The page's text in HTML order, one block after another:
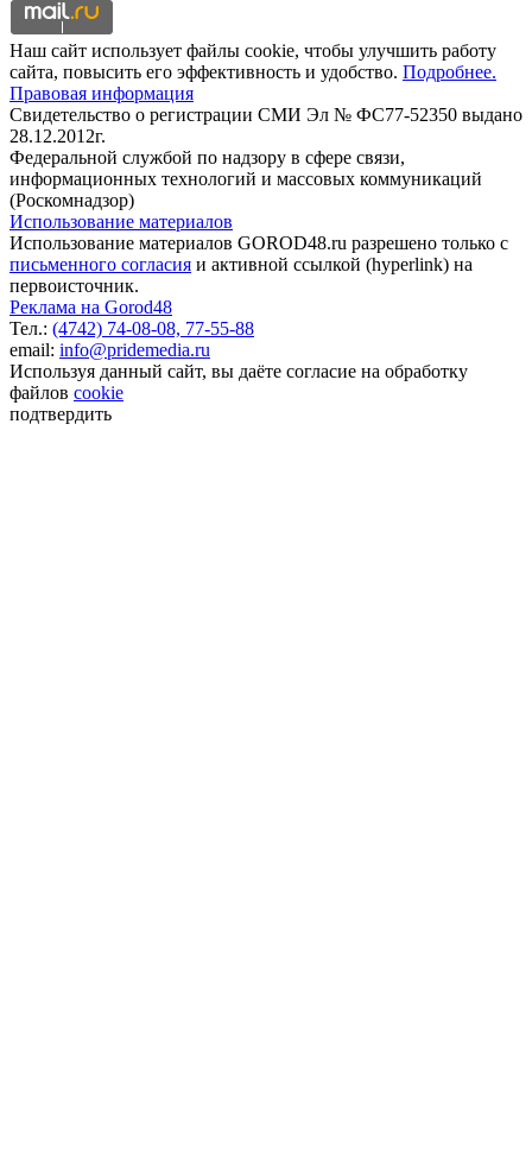
Наш сайт использует файлы cookie, чтобы улучшить работу
сайта, повысить его эффективность и удобство. Подробнее.
Правовая информация
Свидетельство о регистрации СМИ Эл № ФС77-52350 выдано
28.12.2012г.
Федеральной службой по надзору в сфере связи,
информационных технологий и массовых коммуникаций
(Роскомнадзор)
Использование материалов
Использование материалов GOROD48.ru разрешено только с
письменного согласия и активной ссылкой (hyperlink) на
первоисточник.
Реклама на Gorod48
Тел.: (4742) 74-08-08, 77-55-88
email: info@pridemedia.ru
Используя данный сайт, вы даёте согласие на обработку
файлов cookie
подтвердить